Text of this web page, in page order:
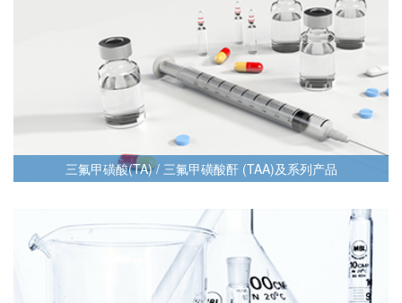
三氟甲磺酸(TA) / 三氟甲磺酸酐 (TAA)及系列产品